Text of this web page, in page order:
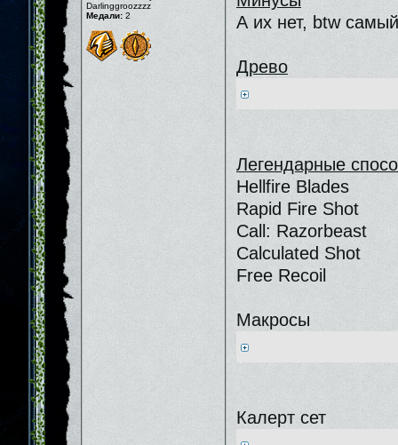
Darlinggroozzzz
Медали: 2
А их нет, btw
Древо
Легендарные
Hellfire Blades
Rapid Fire Shot
Call: Razorbeast
Calculated Shot
Free Recoil
Макросы
Калерт сет